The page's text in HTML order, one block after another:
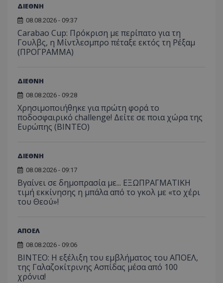
ΔΙΕΘΝΗ
08.08.2026 - 09:37
Carabao Cup: Πρόκριση με περίπατο για τη
Γουλβς, η Μίντλεσμπρο πέταξε εκτός τη Ρέξαμ
(ΠΡΟΓΡΑΜΜΑ)
ΔΙΕΘΝΗ
08.08.2026 - 09:28
Χρησιμοποιήθηκε για πρώτη φορά το
ποδοσφαιρικό challenge! Δείτε σε ποια χώρα της
Ευρώπης (ΒΙΝΤΕΟ)
ΔΙΕΘΝΗ
08.08.2026 - 09:17
Βγαίνει σε δημοπρασία με... ΕΞΩΠΡΑΓΜΑΤΙΚΗ
τιμή εκκίνησης η μπάλα από το γκολ με «το χέρι
του Θεού»!
ΑΠΟΕΛ
08.08.2026 - 09:06
ΒΙΝΤΕΟ: Η εξέλιξη του εμβλήματος του ΑΠΟΕΛ,
της Γαλαζοκίτρινης Ασπίδας μέσα από 100
χρόνια!